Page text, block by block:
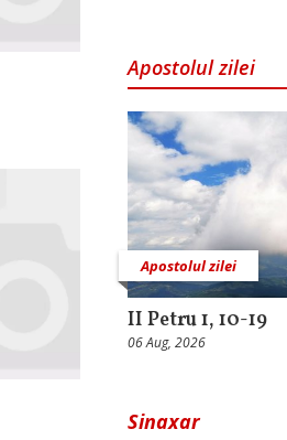
Apostolul zilei
Apostolul zilei
II Petru 1, 10-19
06 Aug, 2026
Sinaxar